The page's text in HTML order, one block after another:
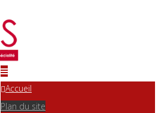
Accueil
Plan du site